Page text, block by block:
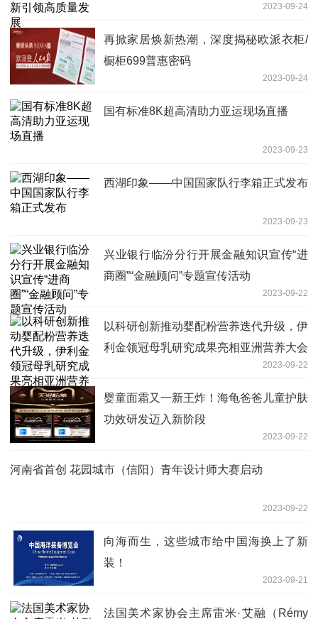
2023-09-24
再掀家居焕新热潮，深度揭秘欧派衣柜/
橱柜699普惠密码
2023-09-24
国有标准8K超高清助力亚运现场直播
2023-09-23
西湖印象——中国国家队行李箱正式发布
2023-09-23
兴业银行临汾分行开展金融知识宣传“进
商圈”“金融顾问”专题宣传活动
2023-09-22
以科研创新推动婴配粉营养迭代升级，伊
利金领冠母乳研究成果亮相亚洲营养大会
2023-09-22
婴童面霜又一新王炸！海龟爸爸儿童护肤
功效研发迈入新阶段
2023-09-22
河南省首创 花园城市（信阳）青年设计师大赛启动
2023-09-22
向海而生，这些城市给中国海换上了新
装！
2023-09-21
法国美术家协会主席雷米·艾融（Rémy